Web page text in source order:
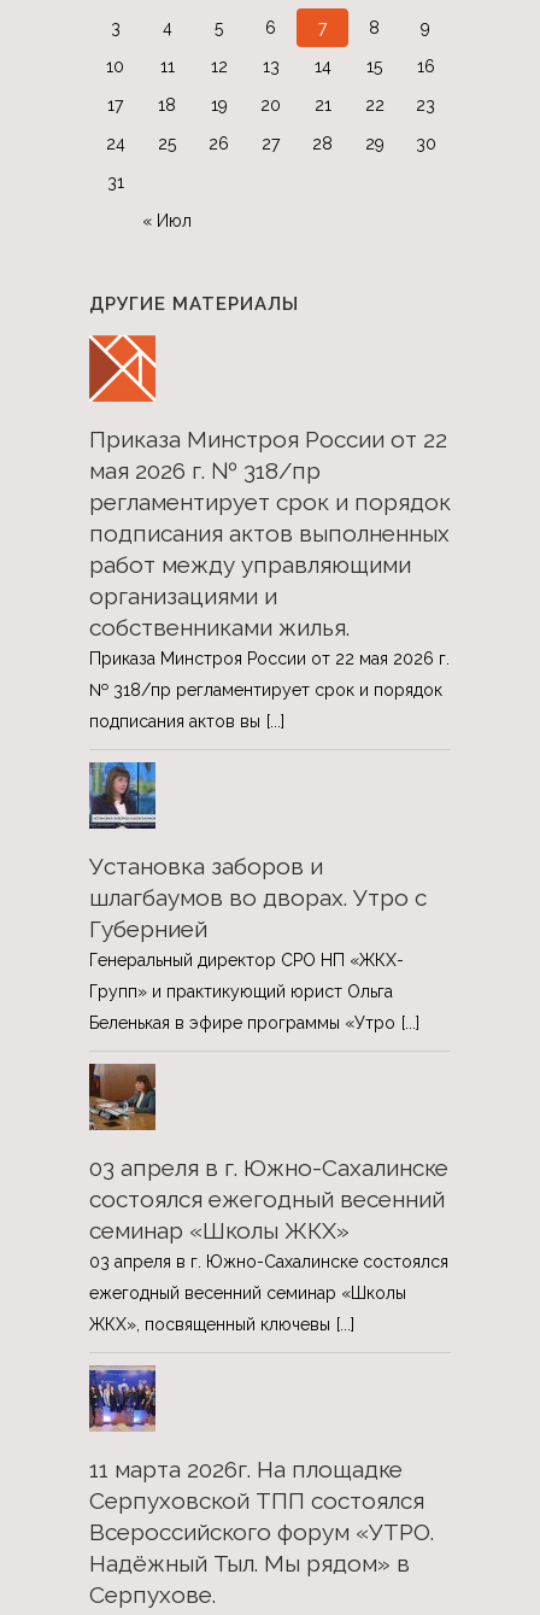
« Июл
3 4 5 6 7 8
9
10
11 12 13 14 15
16
17
18 19 20 21 22
23
24
25 26 27 28 29
30
31
ДРУГИЕ МАТЕРИАЛЫ
Приказа Минстроя России от 22
мая 2026 г. № 318/пр
регламентирует срок и порядок
подписания актов выполненных
работ между управляющими
организациями и
собственниками жилья.
Приказа Минстроя России от 22 мая 2026 г.
№ 318/пр регламентирует срок и порядок
подписания актов вы [...]
Установка заборов и
шлагбаумов во дворах. Утро с
Губернией
Генеральный директор СРО НП «ЖКХ-
Групп» и практикующий юрист Ольга
Беленькая в эфире программы «Утро [...]
03 апреля в г. Южно-Сахалинске
состоялся ежегодный весенний
семинар «Школы ЖКХ»
03 апреля в г. Южно-Сахалинске состоялся
ежегодный весенний семинар «Школы
ЖКХ», посвященный ключевы [...]
11 марта 2026г. На площадке
Серпуховской ТПП состоялся
Всероссийского форум «УТРО.
Надёжный Тыл. Мы рядом» в
Серпухове.